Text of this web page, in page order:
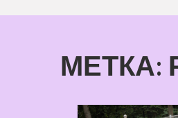
МЕТКА: